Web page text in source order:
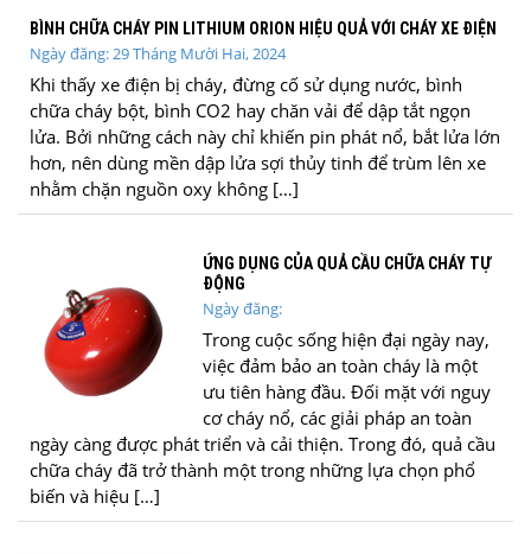
BÌNH CHỮA CHÁY PIN LITHIUM ORION HIỆU QUẢ VỚI CHÁY XE ĐIỆN
Ngày đăng: 29 Tháng Mười Hai, 2024
Khi thấy xe điện bị cháy, đừng cố sử dụng nước, bình
chữa cháy bột, bình CO2 hay chăn vải để dập tắt ngọn
lửa. Bởi những cách này chỉ khiến pin phát nổ, bắt lửa lớn
hơn, nên dùng mền dập lửa sợi thủy tinh để trùm lên xe
nhằm chặn nguồn oxy không […]
ỨNG DỤNG CỦA QUẢ CẦU CHỮA CHÁY TỰ
ĐỘNG
Ngày đăng:
Trong cuộc sống hiện đại ngày nay,
việc đảm bảo an toàn cháy là một
ưu tiên hàng đầu. Đối mặt với nguy
cơ cháy nổ, các giải pháp an toàn
ngày càng được phát triển và cải thiện. Trong đó, quả cầu
chữa cháy đã trở thành một trong những lựa chọn phổ
biến và hiệu […]